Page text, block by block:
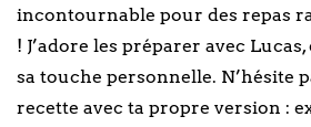
incontournable pour des repas
! J’adore les préparer avec
sa touche personnelle. N’hésite
recette avec ta propre version :